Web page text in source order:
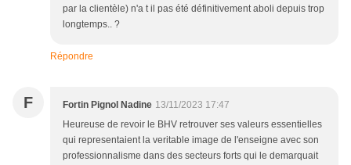
par la clientèle) n'a t il pas été définitivement aboli depuis trop
longtemps.. ?
Répondre
F Fortin Pignol Nadine 13/11/2023 17:47
Heureuse de revoir le BHV retrouver ses valeurs essentielles
qui representaient la veritable image de l'enseigne avec son
professionnalisme dans des secteurs forts qui le demarquait